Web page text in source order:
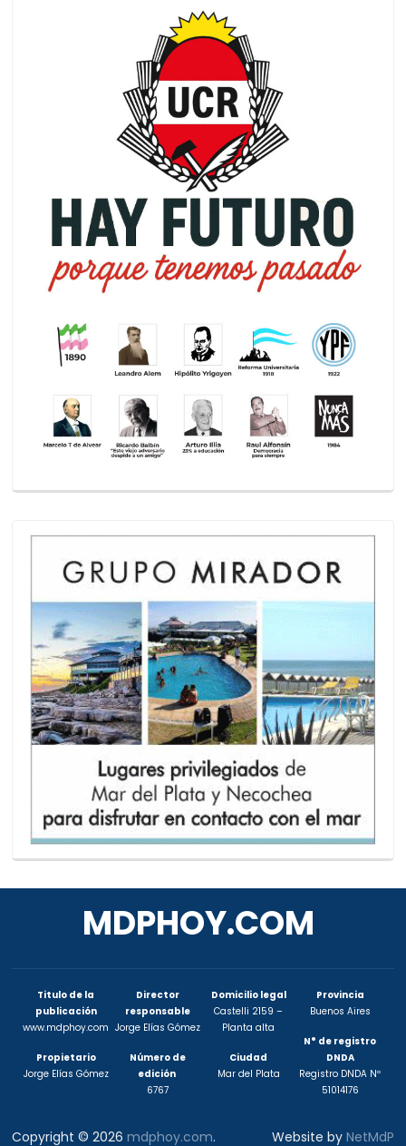
MDPHOY.COM
Titulo de la
publicación
www.mdphoy.com
Propietario
Jorge Elías Gómez
Director
responsable
Jorge Elías Gómez
Número de
edición
6767
Domicilio legal
Castelli 2159 –
Planta alta
Ciudad
Mar del Plata
Provincia
Buenos Aires
N° de registro
DNDA
Registro DNDA Nº
51014176
Copyright © 2026mdphoy.com. Website by NetMdP